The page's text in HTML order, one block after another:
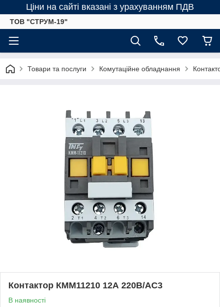
Ціни на сайті вказані з урахуванням ПДВ
ТОВ "СТРУМ-19"
Товари та послуги Комутаційне обладнання
Контактор КММ11210 12А 220В/АС3
В наявності